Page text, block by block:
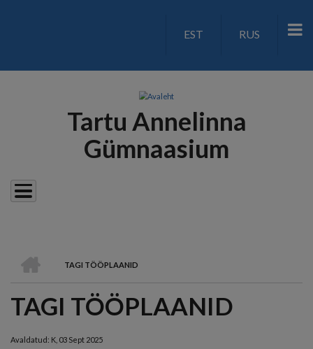
LANGUAGE
EST RUS
Tartu Annelinna
Gümnaasium
LEIVAPURU
TAGI TÖÖPLAANID
TAGI TÖÖPLAANID
Avaldatud: K, 03 Sept 2025